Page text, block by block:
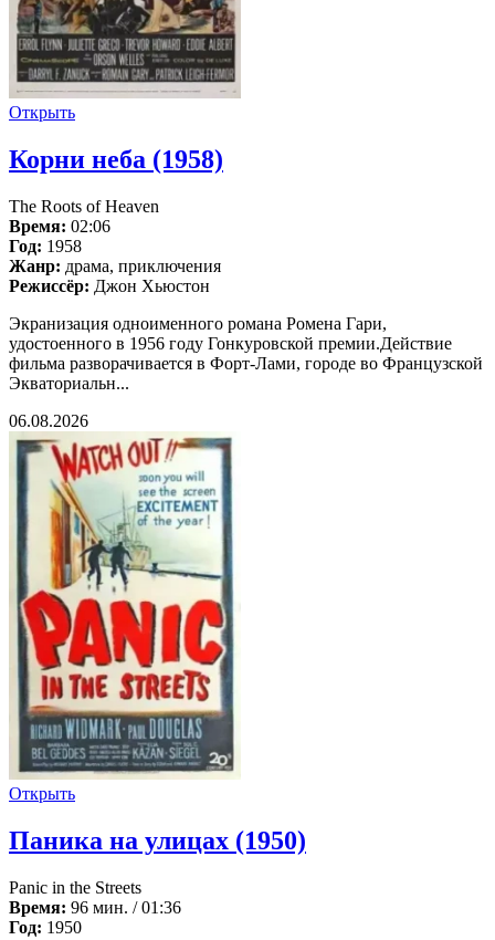
Открыть
Корни неба (1958)
The Roots of Heaven
Время: 02:06
Год: 1958
Жанр: драма, приключения
Режиссёр: Джон Хьюстон
Экранизация одноименного романа Ромена Гари,
удостоенного в 1956 году Гонкуровской премии.Действие
фильма разворачивается в Форт-Лами, городе во Французской
Экваториальн...
06.08.2026
Открыть
Паника на улицах (1950)
Panic in the Streets
Время: 96 мин. / 01:36
Год: 1950